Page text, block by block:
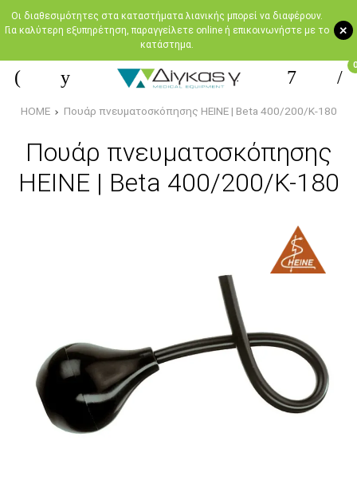
+
Oι διαθεσιμότητες στα καταστήματα λιανικής μπορεί να διαφέρουν.
Για καλύτερη εξυπηρέτηση, παραγγείλετε online ή επικοινωνήστε με το
κατάστημα.
0
HOME Πουάρ πνευματοσκόπησης HEINE | Beta 400/200/K-180
Πουάρ πνευματοσκόπησης
HEINE | Beta 400/200/K-180